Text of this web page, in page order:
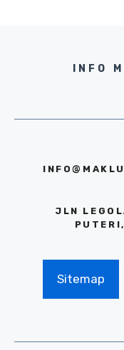
INFO
JLN
Sitemap